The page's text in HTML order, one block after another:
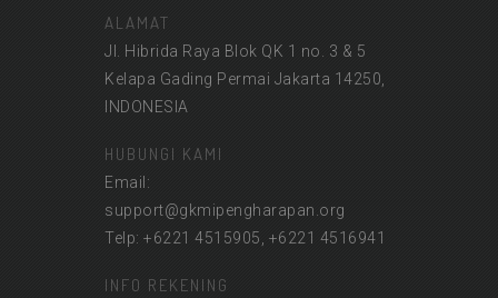
ALAMAT
Jl. Hibrida Raya Blok QK 1 no. 3 & 5
Kelapa Gading Permai Jakarta 14250,
INDONESIA
HUBUNGI KAMI
Email:
support@gkmipengharapan.org
Telp: +6221 4515905, +6221 4516941
INFO REKENING